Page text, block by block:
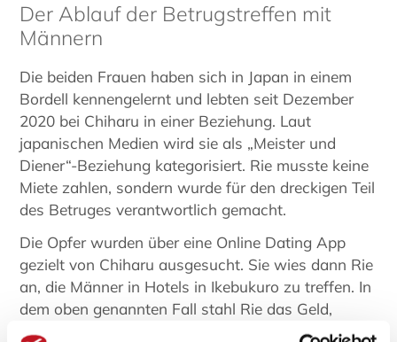
Der Ablauf der Betrugstreffen mit
Männern
Die beiden Frauen haben sich in Japan in einem
Bordell kennengelernt und lebten seit Dezember
2020 bei Chiharu in einer Beziehung. Laut
japanischen Medien wird sie als „Meister und
Diener“-Beziehung kategorisiert. Rie musste keine
Miete zahlen, sondern wurde für den dreckigen Teil
des Betruges verantwortlich gemacht.
Die Opfer wurden über eine Online Dating App
gezielt von Chiharu ausgesucht. Sie wies dann Rie
an, die Männer in Hotels in Ikebukuro zu treffen. In
dem oben genannten Fall stahl Rie das Geld,
während das Opfer unter der Dusche war. Das